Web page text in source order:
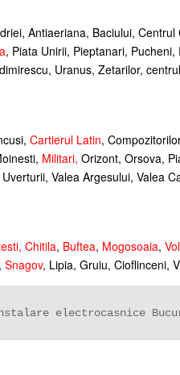
Antiaeriana, Baciului, Centrul
, Piata Unirii, Pieptanari,
Uranus, Zetarilor,
Cartierul Latin,
Militari, Orizont, Orsova,
Valea Argesului, Valea
Chitila, Buftea, Mogosoaia,
, Snagov, Lipia, Gruiu, Cioflinceni,
electrocasnice